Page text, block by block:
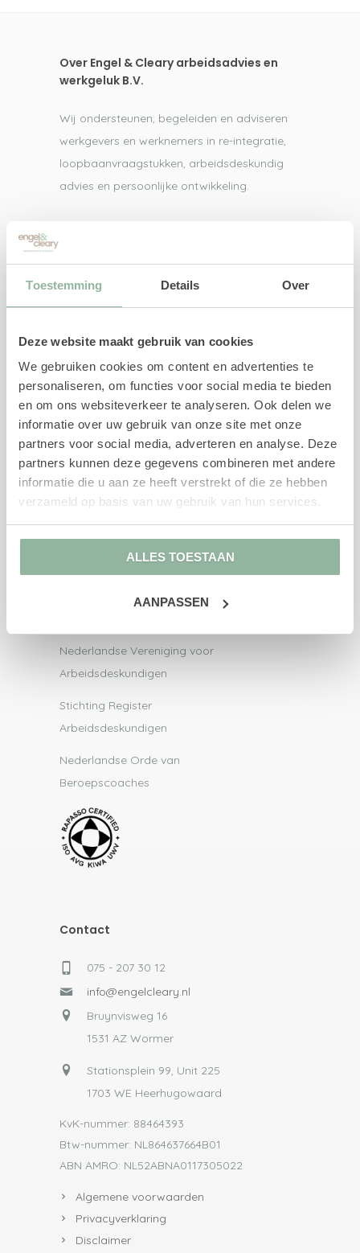
Toestemming Details Over
Deze website maakt gebruik van cookies
We gebruiken cookies om content en advertenties te
personaliseren, om functies voor social media te bieden
en om ons websiteverkeer te analyseren. Ook delen we
informatie over uw gebruik van onze site met onze
partners voor social media, adverteren en analyse. Deze
partners kunnen deze gegevens combineren met andere
informatie die u aan ze heeft verstrekt of die ze hebben
verzameld op basis van uw gebruik van hun services.
ALLES TOESTAAN
AANPASSEN
Over Engel & Cleary arbeidsadvies en
werkgeluk B.V.
Wij ondersteunen, begeleiden en adviseren
werkgevers en werknemers in re-integratie,
loopbaanvraagstukken, arbeidsdeskundig
advies en persoonlijke ontwikkeling.
UWV-trajecten
Re-integratiebegeleiding
Re-integratie 2e spoor
Re-integratie 1e en 2e spoor
Loopbaanbegeleiding
Loopbaananalyse
AD onderzoek en advies
AD onderzoek
Outplacement
Kenniscentrum
Nederlandse Vereniging voor
Arbeidsdeskundigen
Stichting Register
Arbeidsdeskundigen
Nederlandse Orde van
Beroepscoaches
Contact
075 - 207 30 12
info@engelcleary.nl
Bruynvisweg 16
1531 AZ Wormer
Stationsplein 99, Unit 225
1703 WE Heerhugowaard
KvK-nummer: 88464393
Btw-nummer: NL864637664B01
ABN AMRO: NL52ABNA0117305022
Algemene voorwaarden
Privacyverklaring
Disclaimer